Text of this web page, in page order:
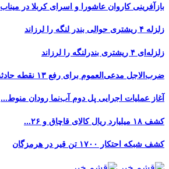
بازآفرینی کاروان عاشورا و اسرای کربلا در میناب
زلزله ۴ ریشتری حوالی بندر لنگه را لرزاند
زلزله‌ای ۴ ریشتری بندرلنگه را لرزاند
ضرب‌الاجل مدعی‌العموم برای رفع ۱۳ نقطه حادثه‌خیز در...
آغاز عملیات اجرایی پل دوم آب‌نما رودان منوط...
کشف ۱۸ میلیارد ریال کالای قاچاق و ۲۶...
کشف شبکه احتکار ۱۷۰۰ تن قیر در هرمزگان